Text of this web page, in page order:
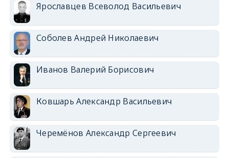
Ярославцев Всеволод Васильевич
Соболев Андрей Николаевич
Иванов Валерий Борисович
Ковшарь Александр Васильевич
Черемёнов Александр Сергеевич